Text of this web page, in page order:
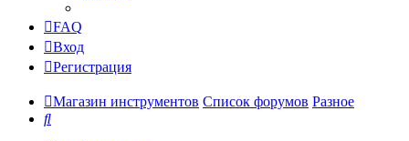
FAQ
Вход
Регистрация
Магазин инструментов Список форумов Разное
Поиск